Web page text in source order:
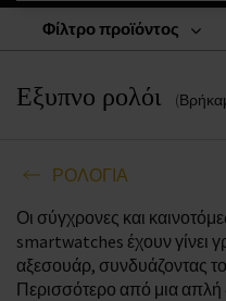
ΡΟΛΟΓΙΑ
Εξυπνο Ρολόι
Εξυπνο ρολόι
ΡΟΛΟΓΙΑ
Φίλτρο προϊόντος
Οι σύγχρονες και
smartwatches έχουν γίνει
αξεσουάρ, συνδυάζοντας
Περισσότερο από μια